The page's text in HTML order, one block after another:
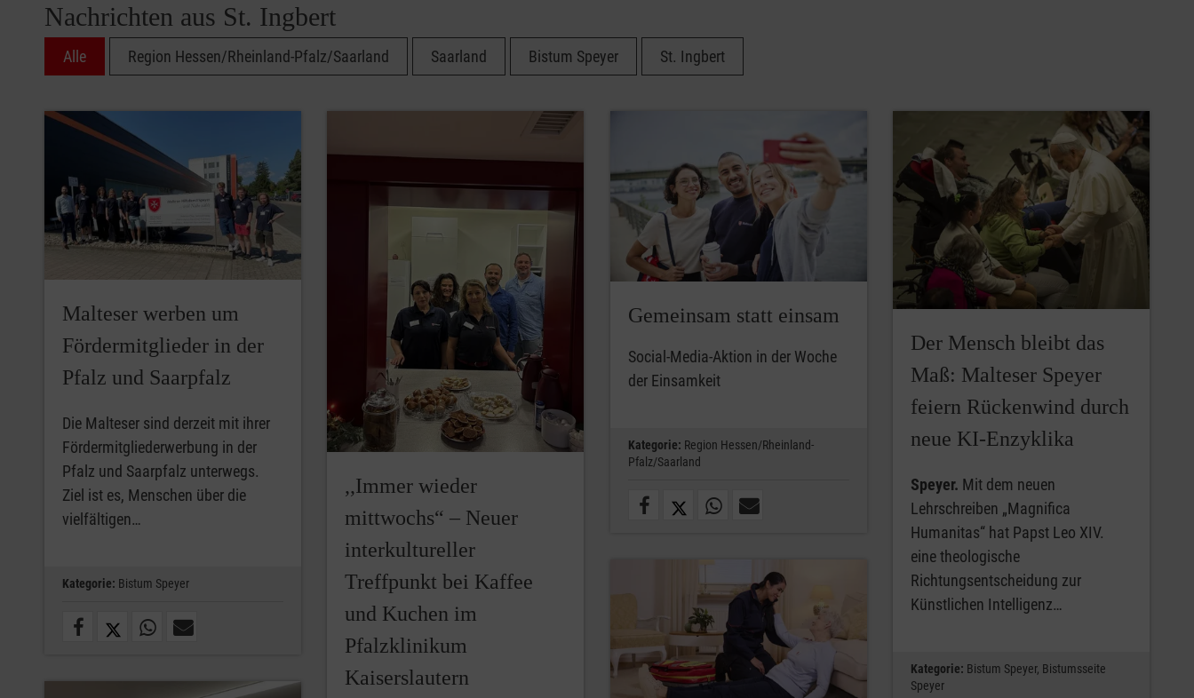
Nachrichten aus St. Ingbert
Alle Region Hessen/Rheinland-Pfalz/Saarland Saarland Bistum Speyer St. Ingbert
Malteser werben um
Fördermitglieder in der
Pfalz und Saarpfalz
Die Malteser sind derzeit mit ihrer
Fördermitgliederwerbung in der
Pfalz und Saarpfalz unterwegs.
Ziel ist es, Menschen über die
vielfältigen…
Kategorie: Bistum Speyer
,,Immer wieder
mittwochs“ – Neuer
interkultureller
Treffpunkt bei Kaffee
und Kuchen im
Pfalzklinikum
Kaiserslautern
Gemeinsam statt einsam
Social-Media-Aktion in der Woche
der Einsamkeit
Kategorie: Region Hessen/Rheinland-
Pfalz/Saarland
Der Mensch bleibt das
Maß: Malteser Speyer
feiern Rückenwind durch
neue KI-Enzyklika
Speyer. Mit dem neuen
Lehrschreiben „Magnifica
Humanitas“ hat Papst Leo XIV.
eine theologische
Richtungsentscheidung zur
Künstlichen Intelligenz…
Kategorie: Bistum Speyer, Bistumsseite
Speyer